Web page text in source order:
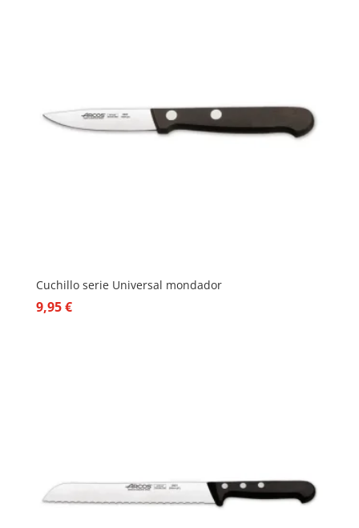
Cuchillo serie Universal mondador
9,95€